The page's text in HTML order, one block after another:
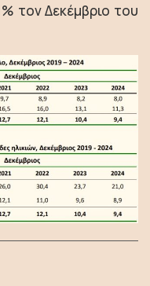
τον Δεκέμβριο του